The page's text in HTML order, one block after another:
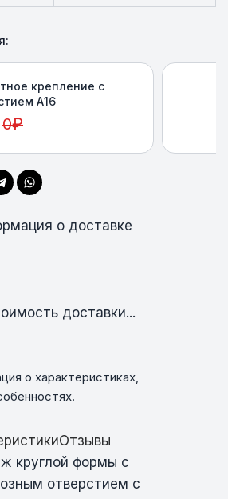
крепление с
А16
0₽
о доставке
доставки...
о характеристиках,
Отзывы
круглой формы с
отверстием с